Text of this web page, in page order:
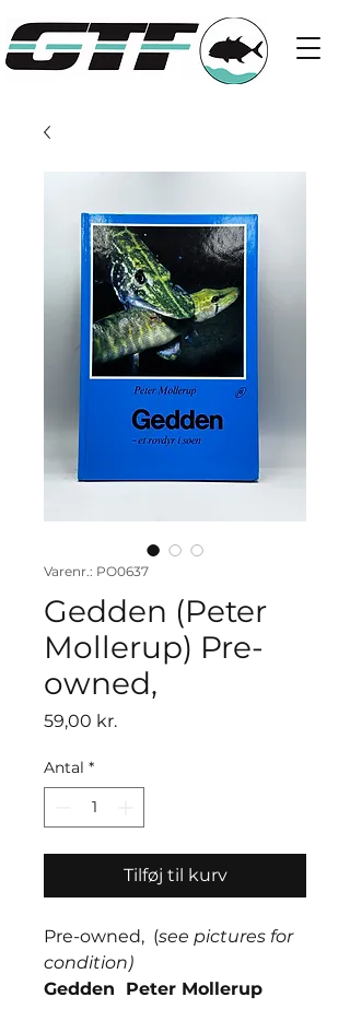
Varenr.: PO0637
Gedden (Peter
Mollerup) Pre-
owned,
59,00 kr.Pris
Antal *
Tilføj til kurv
Pre-owned, (see pictures for
condition)
Gedden Peter Mollerup